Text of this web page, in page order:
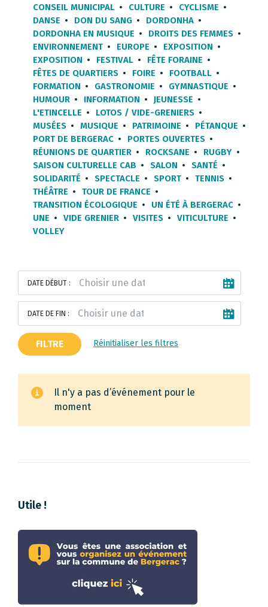
CONSEIL MUNICIPAL
CULTURE
CYCLISME
DANSE
DON DU SANG
DORDONHA
DORDONHA EN MUSIQUE
DROITS DES FEMMES
ENVIRONNEMENT
EUROPE
EXPOSITION
EXPOSITION
FESTIVAL
FÊTE FORAINE
FÊTES DE QUARTIERS
FOIRE
FOOTBALL
FORMATION
GASTRONOMIE
GYMNASTIQUE
HUMOUR
INFORMATION
JEUNESSE
L'ETINCELLE
LOTOS / VIDE-GRENIERS
MUSÉES
MUSIQUE PATRIMOINE
PÉTANQUE
PORT DE BERGERAC
PORTES OUVERTES
RÉUNIONS DE QUARTIER
ROCKSANE
RUGBY
SAISON CULTURELLE CAB
SALON
SANTÉ
SOLIDARITÉ
SPECTACLE SPORT
TENNIS
THÉÂTRE
TOUR DE FRANCE
TRANSITION ÉCOLOGIQUE
UN ÉTÉ À BERGERAC
UNE
VIDE GRENIER VISITES
VITICULTURE
VOLLEY
DATE DÉBUT :
DATE DE FIN :
FILTRE Réinitialiser les filtres
Il n'y a pas d’événement pour le
moment
Utile !